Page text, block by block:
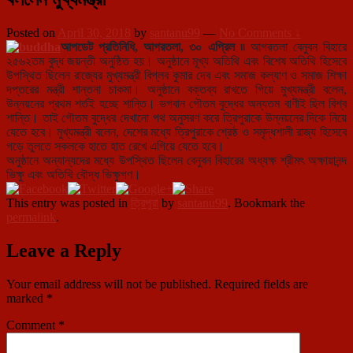
Posted on April 30, 2018 by santanu99 — No Comments ↓
আপডেট প্রতিনিধি, আগরতলা, ৩০ এপ্রিল ৷৷আগরতলা বেনুবন বিহারে
২৫৬২তম বুদ্ধ জয়ন্তী অনুষ্ঠিত হয়। অনুষ্ঠানে মূখ্য অতিথি এবং বিশেষ অতিথি হিসেবে
উপস্থিত ছিলেন রাজ্যের মুখ্যমন্ত্রী বিপ্লব কুমার দেব এবং সমাজ কল্যাণ ও সমাজ শিক্ষা
দপ্তরের মন্ত্রী শান্তনা চাকমা। অনুষ্ঠানে বক্তব্য রাখতে গিয়ে মুখ্যমন্ত্রী বলেন,
উন্নয়নের প্রথম শর্তই হচ্ছে শান্তি। ভগবান গৌতম বুদ্ধের অন্যতম বাণীই ছিল বিশ্ব
শান্তি। তাই গৌতম বুদ্ধের দেখানো পথ অনুসরণ করে ত্রিপুরাকে উন্নয়নের দিকে নিয়ে
যেতে হবে। মুখ্যমন্ত্রী বলেন, দেশের মধ্যে ত্রিপুরাকে শ্রেষ্ঠ ও সমৃদ্ধশালী রাজ্য হিসেবে
গড়ে তুলতে সকলকে হাতে হাত রেখে এগিয়ে যেতে হবে।
অনুষ্ঠানে অন্যান্যদের মধ্যে উপস্থিত ছিলেন বেনুবন বিহারের অধ্যক্ষ শ্রীমৎ অক্ষায়ানন্দ
ভিক্ষু এবং অতিথি বৌদ্ধ ভিক্ষুগণ।
This entry was posted in ত্রিপুরা by santanu99. Bookmark the
permalink.
Leave a Reply
Your email address will not be published. Required fields are
marked *
Comment *